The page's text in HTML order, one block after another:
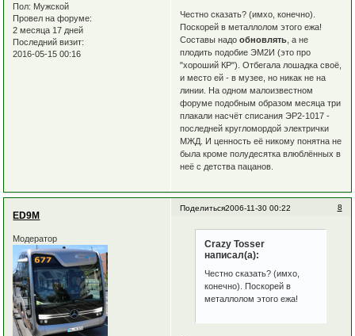
Пол: Мужской
Провел на форуме:
2 месяца 17 дней
Последний визит:
2016-05-15 00:16
Честно сказать? (имхо, конечно).
Поскорей в металлолом этого ежа!
Составы надо обновлять, а не
плодить подобие ЭМ2И (это про
"хороший КР"). Отбегала лошадка своё,
и место ей - в музее, но никак не на
линии. На одном малоизвестном
форуме подобным образом месяца три
плакали насчёт списания ЭР2-1017 -
последней кругломордой электрички
МЖД. И ценность её никому понятна не
была кроме полудесятка влюблённых в
неё с детства пацанов.
Поделиться 8
2006-11-30 00:22
ED9M
Модератор
Crazy Tosser
написал(а):
Честно сказать? (имхо,
конечно). Поскорей в
металлолом этого ежа!